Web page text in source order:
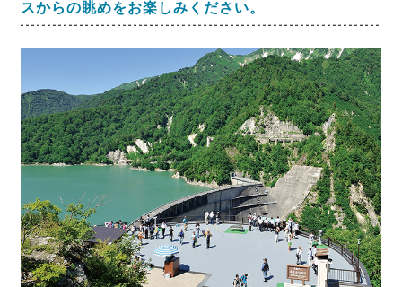
スからの眺めをお楽しみください。